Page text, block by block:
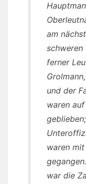
am
schweren
ferner
und der
waren
waren
war die